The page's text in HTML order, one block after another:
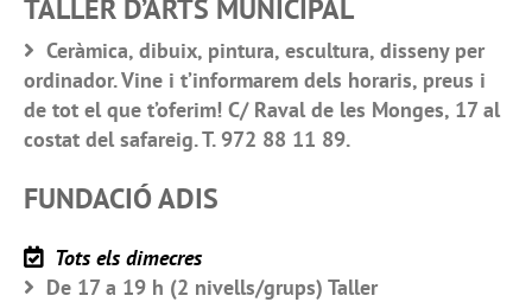
TALLER D’ARTS MUNICIPAL
Ceràmica, dibuix, pintura, escultura, disseny per
ordinador. Vine i t’informarem dels horaris, preus i
de tot el que t’oferim! C/ Raval de les Monges, 17 al
costat del safareig. T. 972 88 11 89.
FUNDACIÓ ADIS
Tots els dimecres
De 17 a 19 h (2 nivells/grups) Taller